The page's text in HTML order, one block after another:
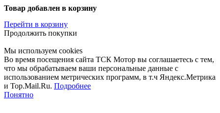
Товар добавлен в корзину
Перейти в корзину
Продолжить покупки
Мы используем cookies
Во время посещения сайта ТСК Мотор вы соглашаетесь с тем,
что мы обрабатываем ваши персональные данные с
использованием метрических программ, в т.ч Яндекс.Метрика
и Top.Mail.Ru. Подробнее
Понятно